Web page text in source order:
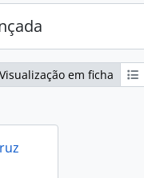
Visualização em ficha